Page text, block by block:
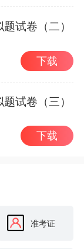
试卷（二）
下载
试卷（三）
下载
准考证